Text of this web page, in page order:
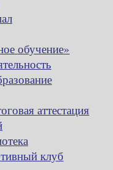
обучение»
аттестация
клуб